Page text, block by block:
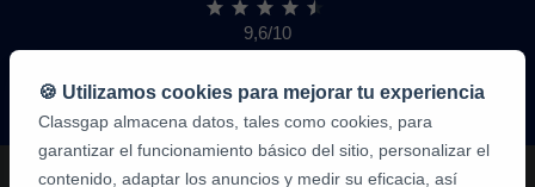
9,6/10
1,339,316
de
alumnos
🍪 Utilizamos cookies para mejorar tu experiencia
Classgap almacena datos, tales como cookies, para
garantizar el funcionamiento básico del sitio, personalizar el
contenido, adaptar los anuncios y medir su eficacia, así